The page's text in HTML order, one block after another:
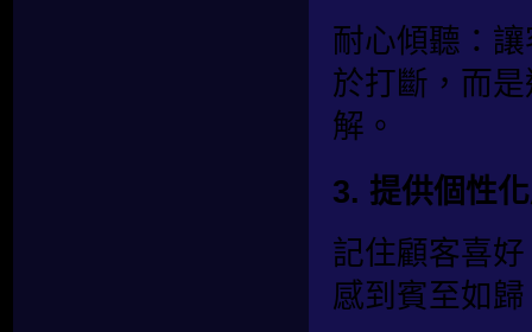
耐心傾聽：
於打斷，而
解。
3. 提供個性
記住顧客喜
感到賓至如歸